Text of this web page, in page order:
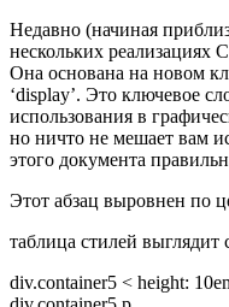
Недавно (начиная
нескольких реализациях
Она основана на новом
‘display’. Это ключевое
использования в
но ничто не мешает вам
этого документа
Этот абзац выровнен по
таблица стилей
div.container5 < height: